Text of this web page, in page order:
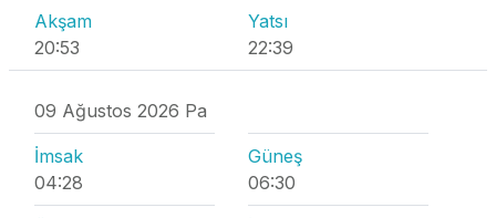
Akşam
20:53
Yatsı
22:39
09 Ağustos 2026 Pa
İmsak
04:28
Güneş
06:30